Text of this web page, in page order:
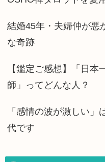
結婚45年・夫婦仲が悪
な奇跡
【鑑定ご感想】「日
師」ってどんな人？
「感情の波が激しい
代です